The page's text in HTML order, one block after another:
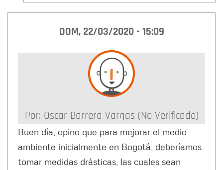
DOM, 22/03/2020 - 15:09
Por: Oscar Barrera Vargas (no Verificado)
Buen día, opino que para mejorar el medio
ambiente inicialmente en Bogotá, deberíamos
tomar medidas drásticas, las cuales sean